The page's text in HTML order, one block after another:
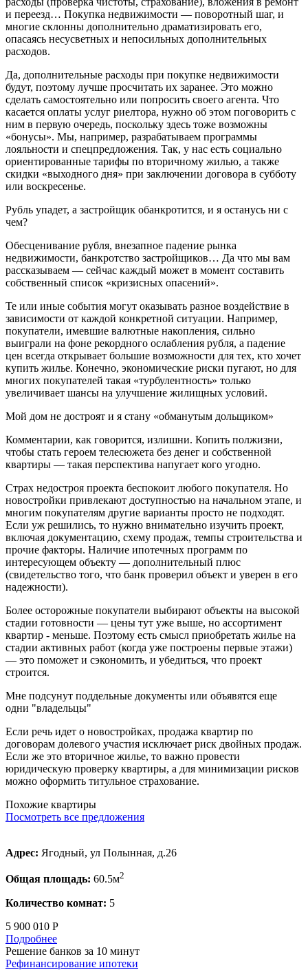
и переезд… Покупка недвижимости — поворотный шаг, и
многие склонны дополнительно драматизировать его,
опасаясь несусветных и непосильных дополнительных
расходов.
Да, дополнительные расходы при покупке недвижимости
будут, поэтому лучше просчитать их заранее. Это можно
сделать самостоятельно или попросить своего агента. Что
касается оплаты услуг риелтора, нужно об этом поговорить с
ним в первую очередь, поскольку здесь тоже возможны
«бонусы». Мы, например, разрабатываем программы
лояльности и спецпредложения. Так, у нас есть социально
ориентированные тарифы по вторичному жилью, а также
скидки «выходного дня» при заключении договора в субботу
или воскресенье.
Рубль упадет, а застройщик обанкротится, и я останусь ни с
чем?
Обесценивание рубля, внезапное падение рынка
недвижимости, банкротство застройщиков… Да что мы вам
рассказываем — сейчас каждый может в момент составить
собственный список «кризисных опасений».
Те или иные события могут оказывать разное воздействие в
зависимости от каждой конкретной ситуации. Например,
покупатели, имевшие валютные накопления, сильно
выиграли на фоне рекордного ослабления рубля, а падение
цен всегда открывает большие возможности для тех, кто хочет
купить жилье. Конечно, экономические риски пугают, но для
многих покупателей такая «турбулентность» только
увеличивает шансы на улучшение жилищных условий.
Мой дом не достроят и я стану «обманутым дольщиком»
Комментарии, как говорится, излишни. Копить полжизни,
чтобы стать героем телесюжета без денег и собственной
квартиры — такая перспектива напугает кого угодно.
Страх недостроя проекта беспокоит любого покупателя. Но
новостройки привлекают доступностью на начальном этапе, и
многим покупателям другие варианты просто не подходят.
Если уж решились, то нужно внимательно изучить проект,
включая документацию, схему продаж, темпы строительства и
прочие факторы. Наличие ипотечных программ по
интересующем объекту — дополнительный плюс
(свидетельство того, что банк проверил объект и уверен в его
надежности).
Более осторожные покупатели выбирают объекты на высокой
стадии готовности — цены тут уже выше, но ассортимент
квартир - меньше. Поэтому есть смысл приобретать жилье на
стадии активных работ (когда уже построены первые этажи)
— это поможет и сэкономить, и убедиться, что проект
строится.
Мне подсунут поддельные документы или объявятся еще
одни "владельцы"
Если речь идет о новостройках, продажа квартир по
договорам долевого участия исключает риск двойных продаж.
Если же это вторичное жилье, то важно провести
юридическую проверку квартиры, а для минимизации рисков
можно оформить титульное страхование.
Похожие квартиры
Посмотреть все предложения
Адрес: Ягодный, ул Полынная, д.26
Общая площадь: 60.5м2
Количество комнат: 5
5 900 010 Р
Подробнее
Решение банков за 10 минут
Рефинансирование ипотеки